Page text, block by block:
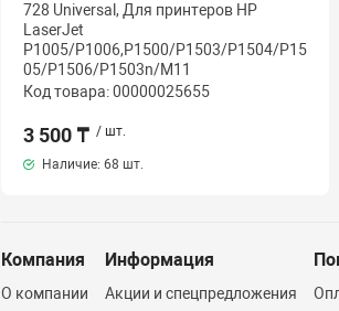
728 Universal, Для принтеров HP
LaserJet
P1005/P1006,P1500/P1503/P1504/P15
05/P1506/P1503n/M11
Код товара: 00000025655
3 500 ₸ / шт.
Наличие: 68 шт.
Компания
О компании
Информация
Акции и спецпредложения